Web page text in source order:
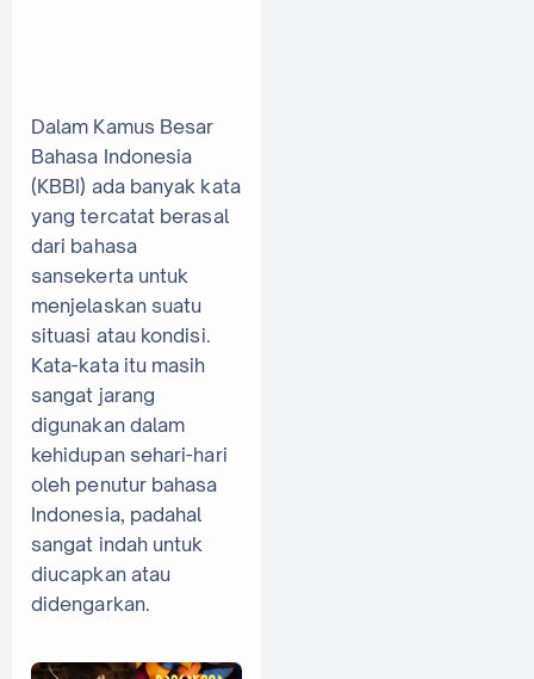
Dalam Kamus Besar
Bahasa Indonesia
(KBBI) ada banyak kata
yang tercatat berasal
dari bahasa
sansekerta untuk
menjelaskan suatu
situasi atau kondisi.
Kata-kata itu masih
sangat jarang
digunakan dalam
kehidupan sehari-hari
oleh penutur bahasa
Indonesia, padahal
sangat indah untuk
diucapkan atau
didengarkan.